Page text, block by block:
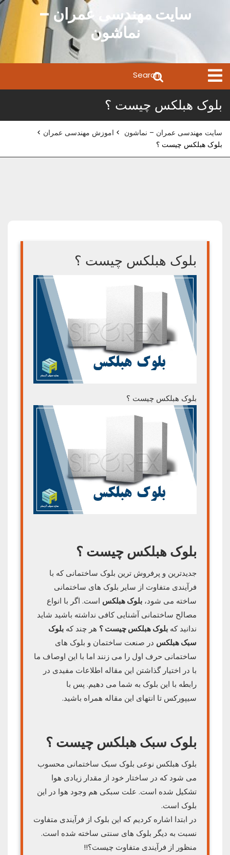
سایت مهندسی عمران –
نماشون
Open
Menu
for:
بلوک هبلکس چیست ؟
سایت مهندسی عمران – نماشون > اموزش مهندسی عمران >
بلوک هبلکس چیست ؟
بلوک هبلکس چیست ؟
بلوک هبلکس چیست ؟
بلوک هبلکس چیست ؟
جدیدترین و پرفروش ترین بلوک ساختمانی که با
فرآیندی متفاوت از سایر بلوک های ساختمانی
ساخته می شود، بلوک هبلکس است. اگر با انواع
مصالح ساختمانی آشنایی کافی نداشته باشید شاید
ندانید که بلوک هبلکس چیست ؟ هر چند که بلوک
سبک هبلکس در صنعت ساختمان و بلوک های
ساختمانی حرف اول را می زنند اما با این اوصاف ما
با در اختیار گذاشتن این مقاله اطلاعات مفیدی در
رابطه با این بلوک به شما می دهیم. پس با
سیپورکس تا انتهای این مقاله همراه باشید.
بلوک سبک هبلکس چیست ؟
بلوک هبلکس نوعی بلوک سبک ساختمانی محسوب
می شود که در ساختار خود از مقدار زیادی هوا
تشکیل شده است. علت سبکی هم وجود هوا در این
بلوک است.
در ابتدا اشاره کردیم که این بلوک از فرآیندی متفاوت
نسبت به دیگر بلوک های سنتی ساخته شده است.
منظور از فرآیندی متفاوت چیست؟!!